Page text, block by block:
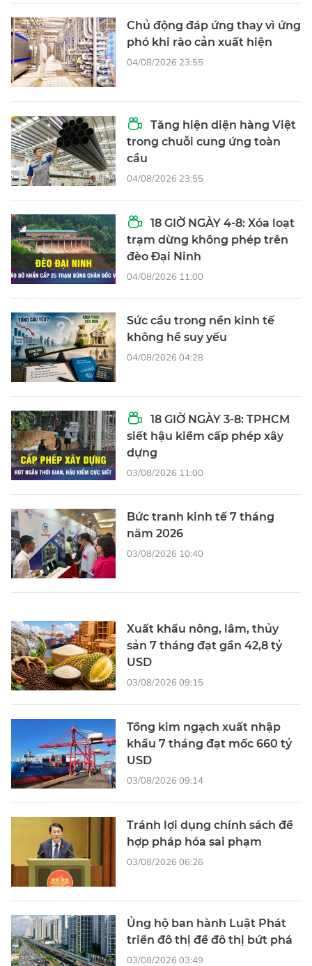
Chủ động đáp ứng thay vì ứng
phó khi rào cản xuất hiện
04/08/2026 23:55
Tăng hiện diện hàng Việt
trong chuỗi cung ứng toàn
cầu
04/08/2026 23:55
18 GIỜ NGÀY 4-8: Xóa loạt
trạm dừng không phép trên
đèo Đại Ninh
04/08/2026 11:00
Sức cầu trong nền kinh tế
không hề suy yếu
04/08/2026 04:28
18 GIỜ NGÀY 3-8: TPHCM
siết hậu kiểm cấp phép xây
dựng
03/08/2026 11:00
Bức tranh kinh tế 7 tháng
năm 2026
03/08/2026 10:40
Xuất khẩu nông, lâm, thủy
sản 7 tháng đạt gần 42,8 tỷ
USD
03/08/2026 09:15
Tổng kim ngạch xuất nhập
khẩu 7 tháng đạt mốc 660 tỷ
USD
03/08/2026 09:14
Tránh lợi dụng chính sách để
hợp pháp hóa sai phạm
03/08/2026 06:26
Ủng hộ ban hành Luật Phát
triển đô thị để đô thị bứt phá
03/08/2026 03:49